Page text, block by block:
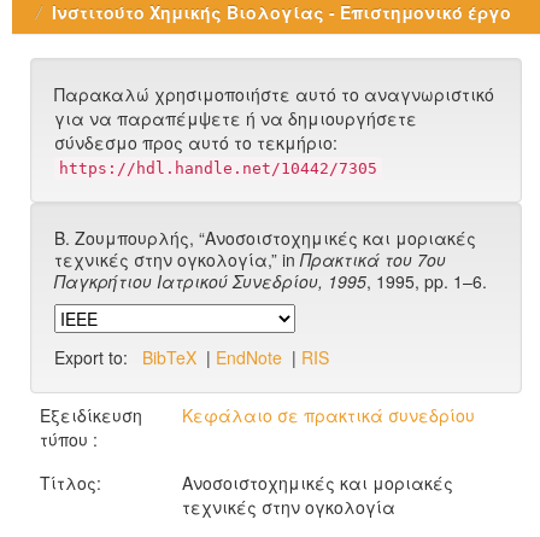
Ινστιτούτο Χημικής Βιολογίας - Επιστημονικό έργο
Παρακαλώ χρησιμοποιήστε αυτό το αναγνωριστικό
για να παραπέμψετε ή να δημιουργήσετε
σύνδεσμο προς αυτό το τεκμήριο:
https://hdl.handle.net/10442/7305
Β. Ζουμπουρλής, “Ανοσοιστοχημικές και μοριακές
τεχνικές στην ογκολογία,” inΠρακτικά του 7ου
Παγκρήτιου Ιατρικού Συνεδρίου, 1995, 1995, pp. 1–6.
Export to: BibTeX | EndNote | RIS
Εξειδίκευση
τύπου :
Κεφάλαιο σε πρακτικά συνεδρίου
Τίτλος:
Ανοσοιστοχημικές και μοριακές
τεχνικές στην ογκολογία